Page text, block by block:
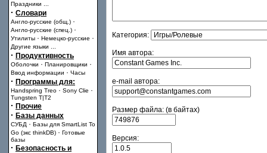
Праздники
· Словари
Англо-русские (общ.) ·
Англо-русские (спец.) ·
Утилиты · Немецко-русские ·
Другие языки
· Продуктивность
Оболочки · Планировщики ·
Ввод информации · Часы
· Программы для:
Handspring Treo · Sony Clie ·
Tungsten T|T2
· Прочие
· Базы данных
СУБД · Базы для SmartList To
Go (экс thinkDB) · Готовые
базы
· Безопасность и
Категория:
Имя автора:
e-mail автора:
Размер файла: (в байтах)
Версия: